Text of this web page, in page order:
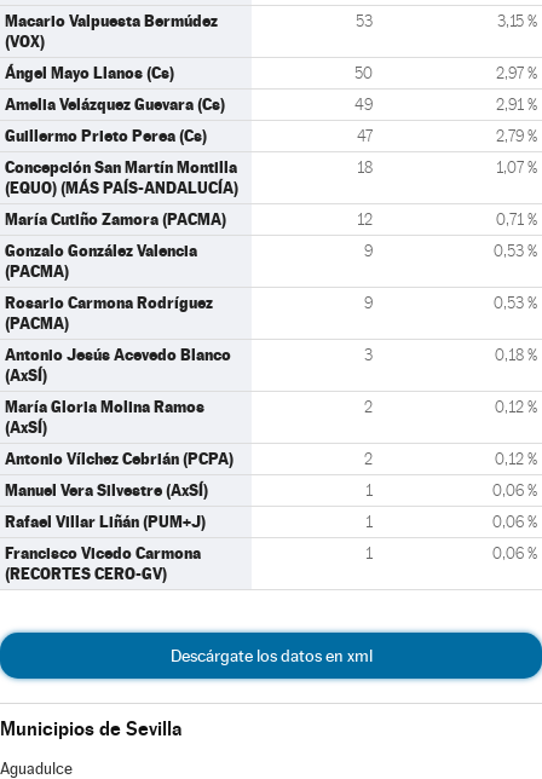
Macario Valpuesta Bermúdez
(VOX)
53 3,15 %
Ángel Mayo Llanos (Cs) 50 2,97 %
Amelia Velázquez Guevara (Cs) 49 2,91 %
Guillermo Prieto Perea (Cs) 47 2,79 %
Concepción San Martín Montilla
(EQUO) (MÁS PAÍS-ANDALUCÍA)
18 1,07 %
María Cutiño Zamora (PACMA) 12 0,71 %
Gonzalo González Valencia
(PACMA)
9 0,53 %
Rosario Carmona Rodríguez
(PACMA)
9 0,53 %
Antonio Jesús Acevedo Blanco
(AxSÍ)
3 0,18 %
María Gloria Molina Ramos
(AxSÍ)
2 0,12 %
Antonio Vílchez Cebrián (PCPA) 2 0,12 %
Manuel Vera Silvestre (AxSÍ) 1 0,06 %
Rafael Villar Liñán (PUM+J) 1 0,06 %
Francisco Vicedo Carmona
(RECORTES CERO-GV)
1 0,06 %
Descárgate los datos en xml
Municipios de Sevilla
Aguadulce